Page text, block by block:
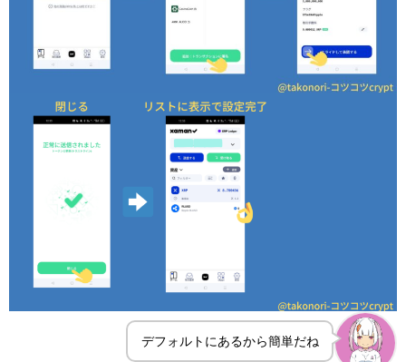
デフォルトにあるから簡単だね